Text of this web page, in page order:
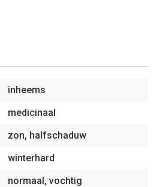
inheems
medicinaal
zon, halfschaduw
winterhard
normaal, vochtig